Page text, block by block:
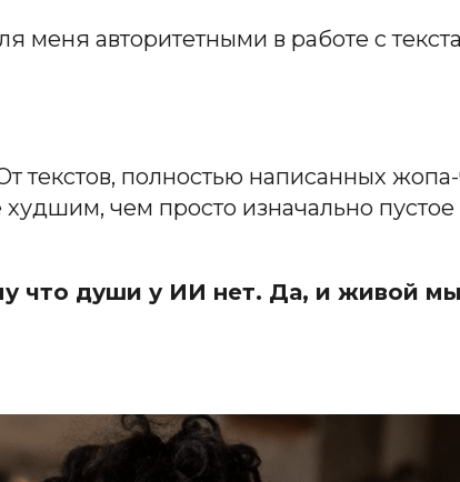
меня авторитетными в работе с
полностью написанных жопа-
чем просто изначально
что души у ИИ нет. Да, и живой